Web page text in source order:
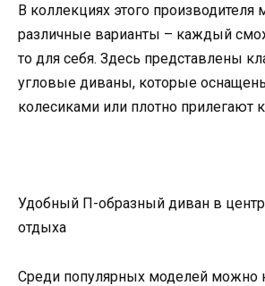
В коллекциях этого производителя
различные варианты – каждый
то для себя. Здесь представлены
угловые диваны, которые
колесиками или плотно прилегают
Удобный П-образный диван в
отдыха
Среди популярных моделей можно